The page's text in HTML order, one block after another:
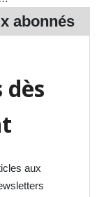
abonnés
dès
aux